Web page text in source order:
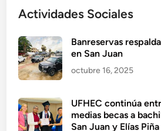
Actividades Sociales
Banreservas
en San Juan
octubre 16, 2025
UFHEC continúa
medias becas a
San Juan y Elías Piña